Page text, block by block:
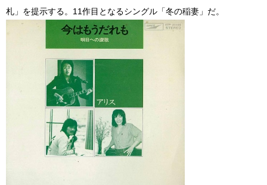
札」を提示する。11作目となるシングル「冬の稲妻」だ。